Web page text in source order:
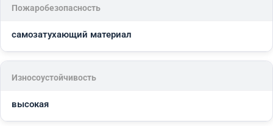
Пожаробезопасность
самозатухающий материал
Износоустойчивость
высокая